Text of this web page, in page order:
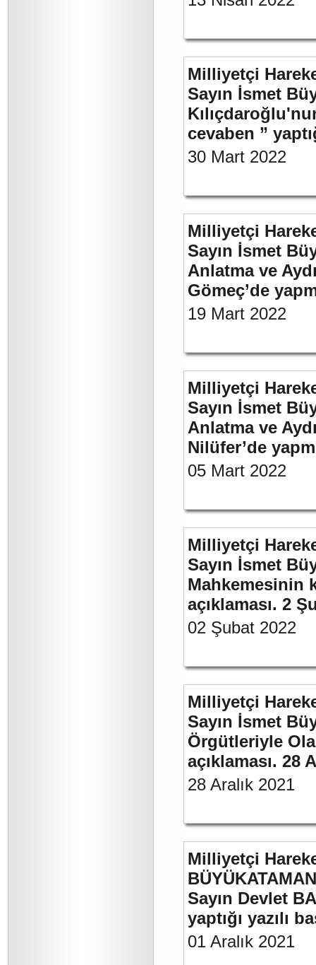
Milliyetçi
Sayın İsmet
cevaben ”
30 Mart 2022
Milliyetçi
Sayın İsmet
Anlatma ve
Gömeç’de
19 Mart 2022
Milliyetçi
Sayın İsmet
Anlatma ve
Nilüfer’de
05 Mart 2022
Milliyetçi
Sayın İsmet
Mahkemesinin
açıklaması. 2
02 Şubat 2022
Milliyetçi
Sayın İsmet
Örgütleriyle
açıklaması. 28
28 Aralık 2021
Milliyetçi
Sayın Devlet
yaptığı yazılı
01 Aralık 2021